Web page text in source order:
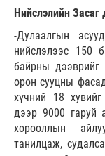
Нийслэлийн
-Дулаалгын
нийслэлээс 150
байрны дээврийг
орон сууцны
хүчний 18
дээр 9000 гаруй
хорооллын
танилцаж,